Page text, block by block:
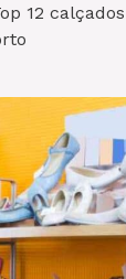
12